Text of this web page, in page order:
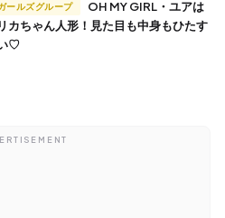
ールズグループ
カちゃん人形！見た目も中身もひたす
♡